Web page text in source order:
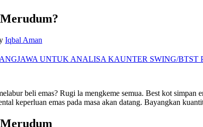
Iqbal Aman
UNTUK ANALISA KAUNTER SWING/BTST
beli emas? Rugi la mengkeme semua. Best kot
keperluan emas pada masa akan datang. Bayangkan